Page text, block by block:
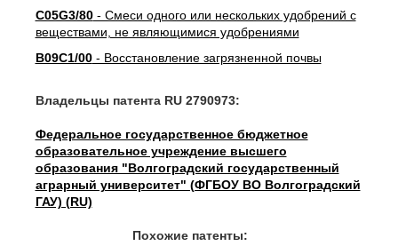
C05G3/80- Смеси одного или нескольких удобрений с
веществами, не являющимися удобрениями
B09C1/00- Восстановление загрязненной почвы
Владельцы патента RU 2790973:
Федеральное государственное бюджетное
образовательное учреждение высшего
образования "Волгоградский государственный
аграрный университет" (ФГБОУ ВО Волгоградский
ГАУ) (RU)
Похожие патенты: